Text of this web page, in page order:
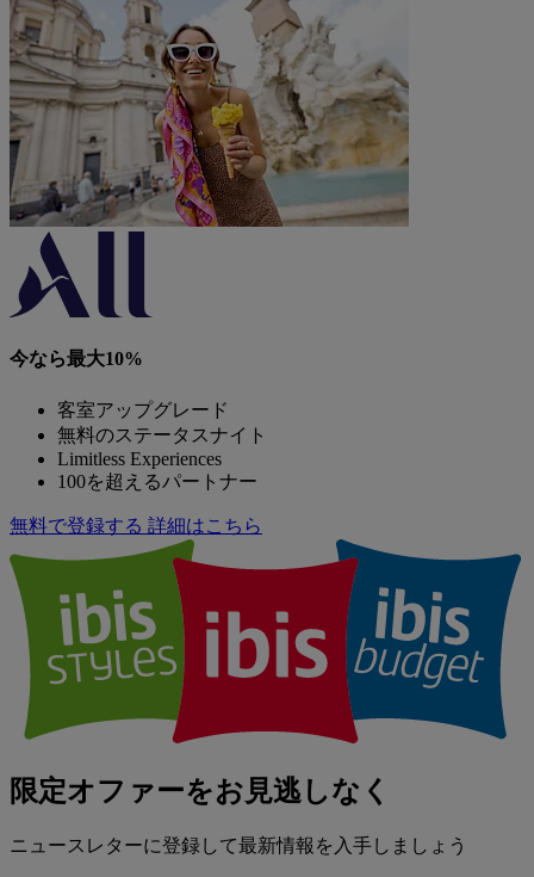
今なら最大10%
客室アップグレード
無料のステータスナイト
Limitless Experiences
100を超えるパートナー
無料で登録する 詳細はこちら
限定オファーをお見逃しなく
ニュースレターに登録して最新情報を入手しましょう